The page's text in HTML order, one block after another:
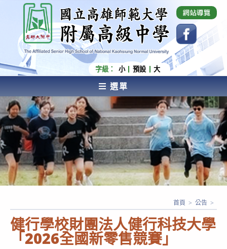
內
容
國立高雄師範大學附屬高級中學 Affiliated Senior
High School of National Kaohsiung Normal
University
字級： 小 預設 大
選單
AFFILIATED SENIOR HIGH SCHOOL OF NATIONAL
KAOHSIUNG NORMAL UNIVERSITY
健行學校財團法人健行科技大學
「2026全國新零售競賽」
首頁 > 公告 >